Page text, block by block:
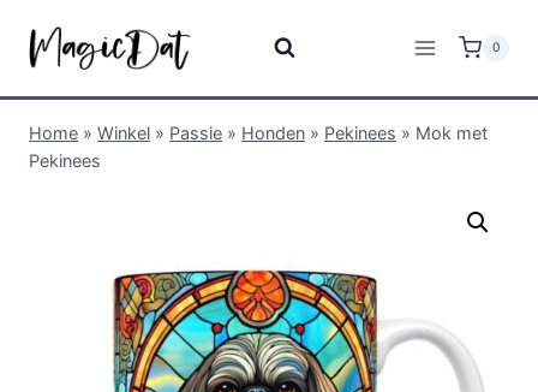
0
Home » Winkel » Passie » Honden » Pekinees » Mok met
Pekinees